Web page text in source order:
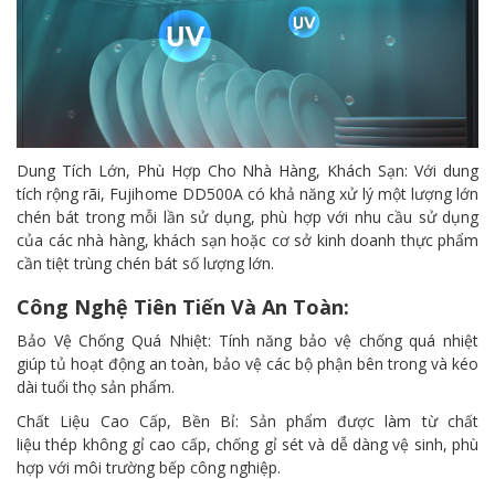
Dung Tích Lớn, Phù Hợp Cho Nhà Hàng, Khách Sạn: Với dung
tích rộng rãi, Fujihome DD500A có khả năng xử lý một lượng lớn
chén bát trong mỗi lần sử dụng, phù hợp với nhu cầu sử dụng
của các nhà hàng, khách sạn hoặc cơ sở kinh doanh thực phẩm
cần tiệt trùng chén bát số lượng lớn.
Công Nghệ Tiên Tiến Và An Toàn:
Bảo Vệ Chống Quá Nhiệt: Tính năng bảo vệ chống quá nhiệt
giúp tủ hoạt động an toàn, bảo vệ các bộ phận bên trong và kéo
dài tuổi thọ sản phẩm.
Chất Liệu Cao Cấp, Bền Bỉ: Sản phẩm được làm từ chất
liệu thép không gỉ cao cấp, chống gỉ sét và dễ dàng vệ sinh, phù
hợp với môi trường bếp công nghiệp.